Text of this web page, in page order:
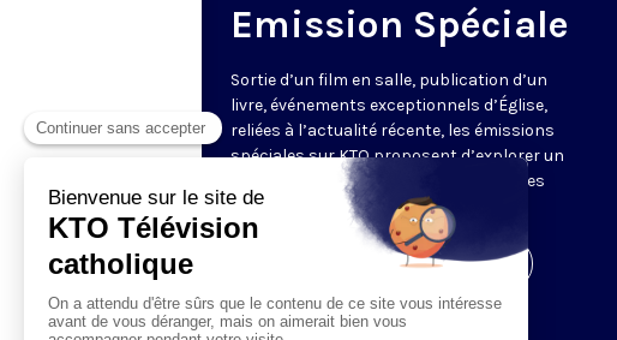
Emission Spéciale
Sortie d’un film en salle, publication d’un
livre, événements exceptionnels d’Église,
reliées à l’actualité récente, les émissions
spéciales sur KTO proposent d’explorer un
sujet en profondeur à travers des tables
rondes.
Visiter la page de l'émission